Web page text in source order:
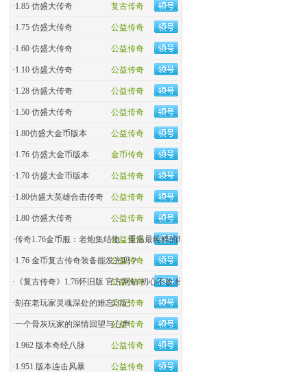
复古传奇
·1.85 仿盛大传奇
公益传奇
·1.75 仿盛大传奇
公益传奇
·1.60 仿盛大传奇
公益传奇
·1.10 仿盛大传奇
公益传奇
·1.28 仿盛大传奇
公益传奇
·1.50 仿盛大传奇
公益传奇
·1.80仿盛大金币版本
金币传奇
·1.76 仿盛大金币版本
公益传奇
·1.70 仿盛大金币版本
公益传奇
·1.80仿盛大英雄合击传奇
公益传奇
·1.80 仿盛大传奇
公益传奇
·传奇1.76金币服：老炮集结地，重温最纯粹的玛法热血！
公益传奇
·1.76 金币复古传奇装备能发光吗？
公益传奇
· 《复古传奇》1.76怀旧版 官方网站 初心不改 经典回归
公益传奇
·刻在老玩家灵魂深处的难忘印记
公益传奇
·一个骨灰玩家的深情回望与心声
公益传奇
·1.962 版本奇经八脉
公益传奇
·1.951 版本连击风暴